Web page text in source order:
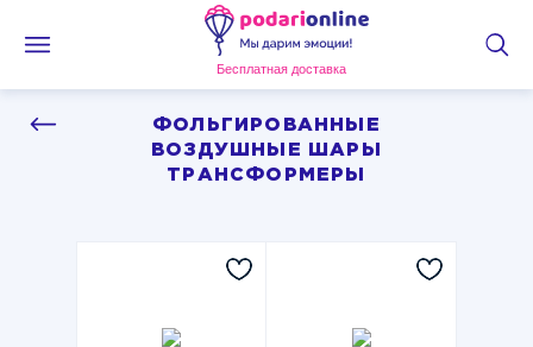
Бесплатная доставка
ФОЛЬГИРОВАННЫЕ
ВОЗДУШНЫЕ ШАРЫ
ТРАНСФОРМЕРЫ